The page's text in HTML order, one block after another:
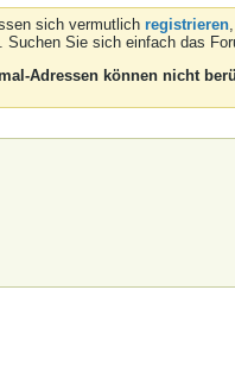
sich vermutlich registrieren
Sie sich einfach das
Adressen können nicht